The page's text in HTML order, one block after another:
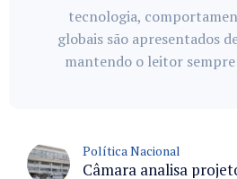
tecnologia,
globais são apresentados
mantendo o leitor
Política Nacional